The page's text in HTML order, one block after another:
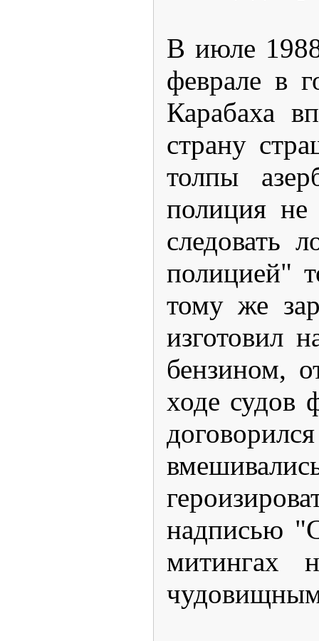
В июле
феврале в
Карабаха
страну
толпы
полиция не
следовать
полицией"
тому же
изготовил
бензином,
ходе судов
надписью
митингах